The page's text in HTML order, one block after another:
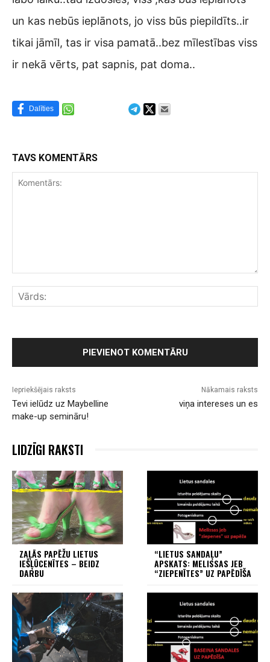
un kas nebūs ieplānots, jo viss būs piepildīts..ir
tikai jāmīl, tas ir visa pamatā..bez mīlestības viss
ir nekā vērts, pat sapnis, pat doma..
Dalīties
TAVS KOMENTĀRS
Iepriekšējais raksts
Tevi ielūdz uz Maybelline
make-up semināru!
Nākamais raksts
viņa intereses un es
LIDZĪGI RAKSTI
ZAĻĀS PAPĒŽU LIETUS
IEŠĻŪCENĪTES – BEIDZ
DARBU
“LIETUS SANDAĻU”
APSKATS: MELISSAS JEB
“ZIEPENĪTES” UZ PAPĒDĪŠA